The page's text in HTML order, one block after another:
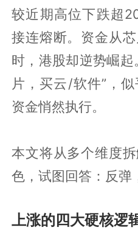
较近期高位下跌超
接连熔断。资金从
时，港股却逆势崛
片，买云/软件”，
资金悄然执行。
本文将从多个维度
色，试图回答：反弹
上涨的四大硬核逻